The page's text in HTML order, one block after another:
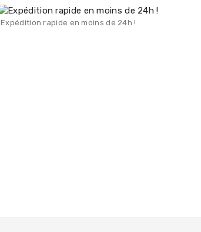
Expédition rapide en moins de 24h !